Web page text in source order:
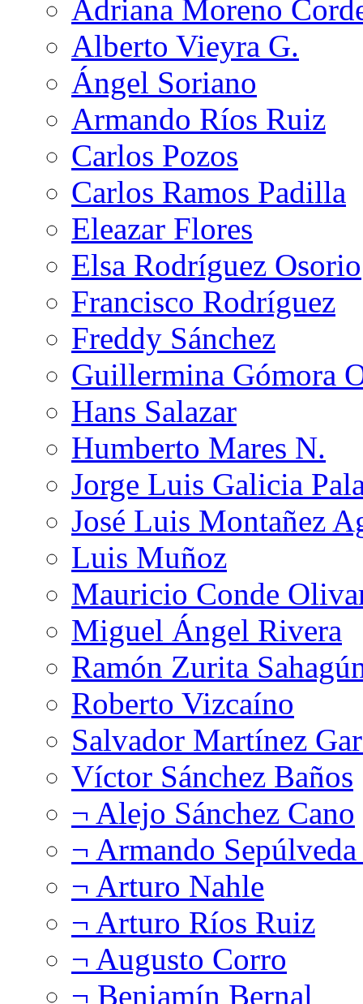
Adriana Moreno
Alberto Vieyra G.
Ángel Soriano
Armando Ríos Ruiz
Carlos Pozos
Carlos Ramos Padilla
Eleazar Flores
Elsa Rodríguez Osorio
Francisco Rodríguez
Freddy Sánchez
Guillermina Gómora
Hans Salazar
Humberto Mares N.
Jorge Luis Galicia
José Luis Montañez
Luis Muñoz
Mauricio Conde
Miguel Ángel Rivera
Ramón Zurita
Roberto Vizcaíno
Salvador Martínez
Víctor Sánchez Baños
¬ Alejo Sánchez Cano
¬ Armando
¬ Arturo Nahle
¬ Arturo Ríos Ruiz
¬ Augusto Corro
¬ Benjamín Bernal